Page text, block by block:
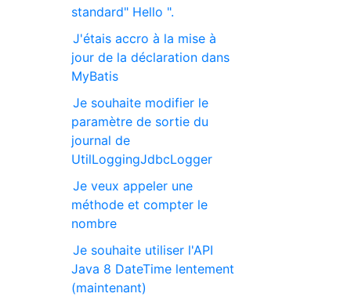
standard" Hello ".
J'étais accro à la mise à
jour de la déclaration dans
MyBatis
Je souhaite modifier le
paramètre de sortie du
journal de
UtilLoggingJdbcLogger
Je veux appeler une
méthode et compter le
nombre
Je souhaite utiliser l'API
Java 8 DateTime lentement
(maintenant)